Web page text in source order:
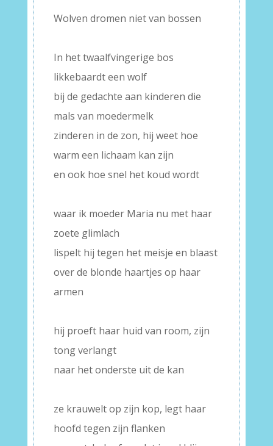
Wolven dromen niet van bossen
In het twaalfvingerige bos
likkebaardt een wolf
bij de gedachte aan kinderen die
mals van moedermelk
zinderen in de zon, hij weet hoe
warm een lichaam kan zijn
en ook hoe snel het koud wordt
waar ik moeder Maria nu met haar
zoete glimlach
lispelt hij tegen het meisje en blaast
over de blonde haartjes op haar
armen
hij proeft haar huid van room, zijn
tong verlangt
naar het onderste uit de kan
ze krauwelt op zijn kop, legt haar
hoofd tegen zijn flanken